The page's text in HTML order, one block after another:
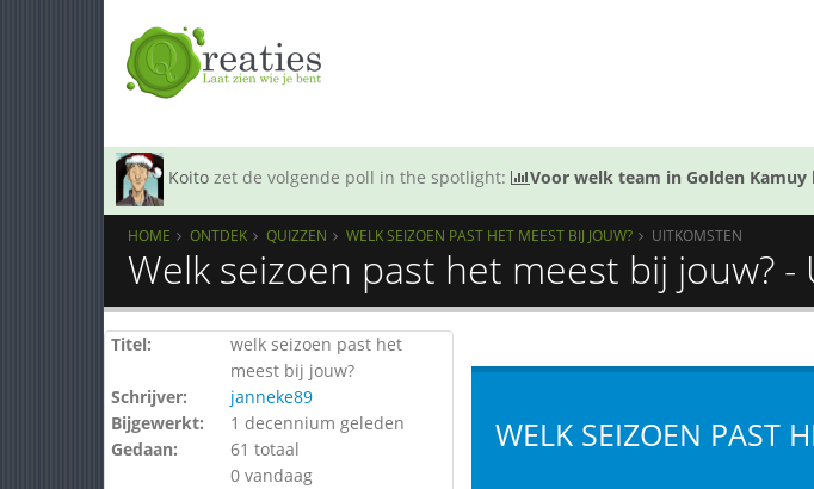
Koito zet de volgende poll in the spotlight: Voor welk team in Golden Kamuy
HOME ONTDEK QUIZZEN WELK SEIZOEN PAST HET MEEST BIJ JOUW? UITKOMSTEN
Welk seizoen past het meest bij jouw? -
Titel:
welk seizoen past het
meest bij jouw?
Schrijver:
janneke89
Bijgewerkt:
1 decennium geleden
Gedaan:
61 totaal
0 vandaag
WELK SEIZOEN PAST